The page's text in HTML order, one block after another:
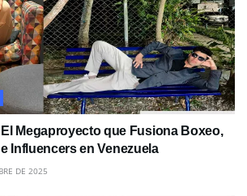
El Megaproyecto que Fusiona Boxeo,
Influencers en Venezuela
DE 2025